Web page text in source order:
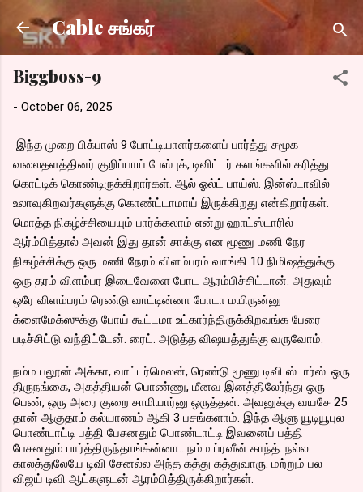
Skip to main content
Cable சங்கர்
Biggboss-9
- October 06, 2025
இந்த முறை பிக்பாஸ் 9 போட்டியாளர்களைப் பார்த்து சமூக
வலைதளத்தினர் குறிப்பாய் பேஸ்புக், டிவிட்டர் களங்களில் கரித்து
கொட்டிக் கொண்டிருக்கிறார்கள். ஆல் ஓல்ட் பாய்ஸ். இன்ஸ்டாவில்
உலாவுகிறவர்களுக்கு கொண்ட்டாமாய் இருக்கிறது என்கிறார்கள்.
மொத்த நிகழ்ச்சியையும் பார்க்கலாம் என்று ஹாட்ஸ்டாரில்
ஆர்ம்பித்தால் அவன் இது தான் சாக்கு என மூணு மணி நேர
நிகழ்ச்சிக்கு ஒரு மணி நேரம் விளம்பரம் வாங்கி 10 நிமிஷத்துக்கு
ஒரு தரம் விளம்பர இடைவேளை போட ஆரம்பிச்சிட்டான். அதுவும்
ஒரே விளம்பரம் ரெண்டு வாட்டின்னா போடா மயிருன்னு
க்ளைமேக்ஸுக்கு போய் கூட்டமா உட்கார்ந்திருக்கிறவங்க பேரை
படிச்சிட்டு வந்திட்டேன். ரைட். அடுத்த விஷயத்துக்கு வருவோம்.
நம்ம பலூன் அக்கா, வாட்டர்மெலன், ரெண்டு மூணு டிவி ஸ்டார்ஸ். ஒரு
திருநங்கை, அகத்தியன் பொண்ணு, மீனவ இனத்திலேர்ந்து ஒரு
பெண், ஒரு அரை குறை சாமியார்னு ஒருத்தன். அவனுக்கு வயசே 25
தான் ஆகுதாம் கல்யாணம் ஆகி 3 பசங்களாம். இந்த ஆளு யூடியூபுல
பொண்டாட்டி பத்தி பேசுனதும் பொண்டாட்டி இவனைப் பத்தி
பேசுனதும் பார்த்திருந்தாங்க்ன்னா.. நம்ம ப்ரவீன் காந்த். நல்ல
காலத்துலேயே டிவி சேனல்ல அந்த கத்து கத்துவாரு. மற்றும் பல
விஜய் டிவி ஆட்களுடன் ஆரம்பித்திருக்கிறார்கள்.